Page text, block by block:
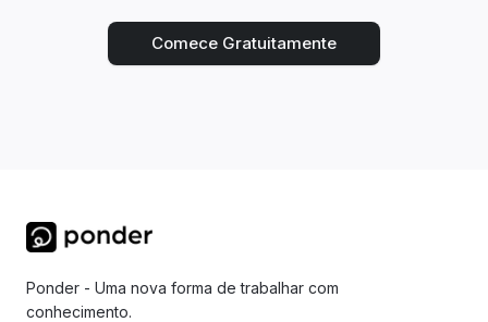
Comece Gratuitamente
Ponder - Uma nova forma de trabalhar com
conhecimento.